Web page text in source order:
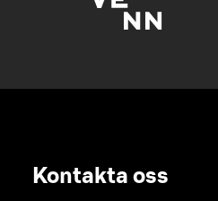
Kontakta oss